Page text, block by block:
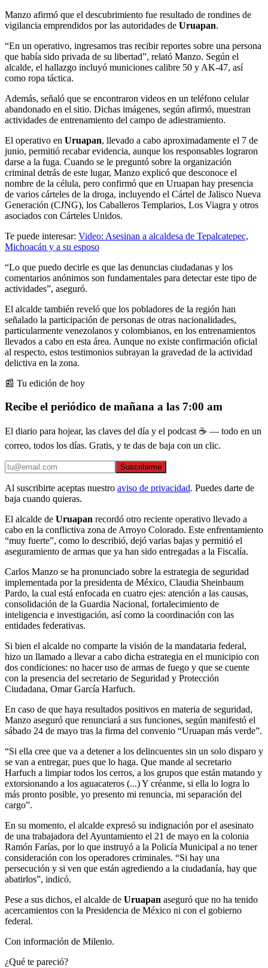
Manzo afirmó que el descubrimiento fue resultado de rondines de
vigilancia emprendidos por las autoridades de Uruapan.
“En un operativo, ingresamos tras recibir reportes sobre una persona
que había sido privada de su libertad”, relató Manzo. Según el
alcalde, el hallazgo incluyó municiones calibre 50 y AK-47, así
como ropa táctica.
Además, señaló que se encontraron videos en un teléfono celular
abandonado en el sitio. Dichas imágenes, según afirmó, muestran
actividades de entrenamiento del campo de adiestramiento.
El operativo en Uruapan, llevado a cabo aproximadamente el 7 de
junio, permitió recabar evidencia, aunque los responsables lograron
darse a la fuga. Cuando se le preguntó sobre la organización
criminal detrás de este lugar, Manzo explicó que desconoce el
nombre de la célula, pero confirmó que en Uruapan hay presencia
de varios cárteles de la droga, incluyendo el Cártel de Jalisco Nueva
Generación (CJNG), los Caballeros Templarios, Los Viagra y otros
asociados con Cárteles Unidos.
Te puede interesar: Video: Asesinan a alcaldesa de Tepalcatepec,
Michoacán y a su esposo
“Lo que puedo decirle es que las denuncias ciudadanas y los
comentarios anónimos son fundamentales para detectar este tipo de
actividades”, aseguró.
El alcalde también reveló que los pobladores de la región han
señalado la participación de personas de otras nacionalidades,
particularmente venezolanos y colombianos, en los entrenamientos
llevados a cabo en esta área. Aunque no existe confirmación oficial
al respecto, estos testimonios subrayan la gravedad de la actividad
delictiva en la zona.
📰 Tu edición de hoy
Recibe el periódico de mañana a las 7:00 am
El diario para hojear, las claves del día y el podcast ☕ — todo en un
correo, todos los días. Gratis, y te das de baja con un clic.
Suscribirme
Al suscribirte aceptas nuestro aviso de privacidad. Puedes darte de
baja cuando quieras.
El alcalde de Uruapan recordó otro reciente operativo llevado a
cabo en la conflictiva zona de Arroyo Colorado. Este enfrentamiento
“muy fuerte”, como lo describió, dejó varias bajas y permitió el
aseguramiento de armas que ya han sido entregadas a la Fiscalía.
Carlos Manzo se ha pronunciado sobre la estrategia de seguridad
implementada por la presidenta de México, Claudia Sheinbaum
Pardo, la cual está enfocada en cuatro ejes: atención a las causas,
consolidación de la Guardia Nacional, fortalecimiento de
inteligencia e investigación, así como la coordinación con las
entidades federativas.
Si bien el alcalde no comparte la visión de la mandataria federal,
hizo un llamado a llevar a cabo dicha estrategia en el municipio con
dos condiciones: no hacer uso de armas de fuego y que se cuente
con la presencia del secretario de Seguridad y Protección
Ciudadana, Omar García Harfuch.
En caso de que haya resultados positivos en materia de seguridad,
Manzo aseguró que renunciará a sus funciones, según manifestó el
sábado 24 de mayo tras la firma del convenio “Uruapan más verde”.
“Si ella cree que va a detener a los delincuentes sin un solo disparo y
se van a entregar, pues que lo haga. Que mande al secretario
Harfuch a limpiar todos los cerros, a los grupos que están matando y
extorsionando a los aguacateros (...) Y créanme, si ella lo logra lo
más pronto posible, yo presento mi renuncia, mi separación del
cargo”.
En su momento, el alcalde expresó su indignación por el asesinato
de una trabajadora del Ayuntamiento el 21 de mayo en la colonia
Ramón Farías, por lo que instruyó a la Policía Municipal a no tener
consideración con los operadores criminales. “Si hay una
persecución y si ven que están agrediendo a la ciudadanía, hay que
abatirlos”, indicó.
Pese a sus dichos, el alcalde de Uruapan aseguró que no ha tenido
acercamientos con la Presidencia de México ni con el gobierno
federal.
Con información de Milenio.
¿Qué te pareció?